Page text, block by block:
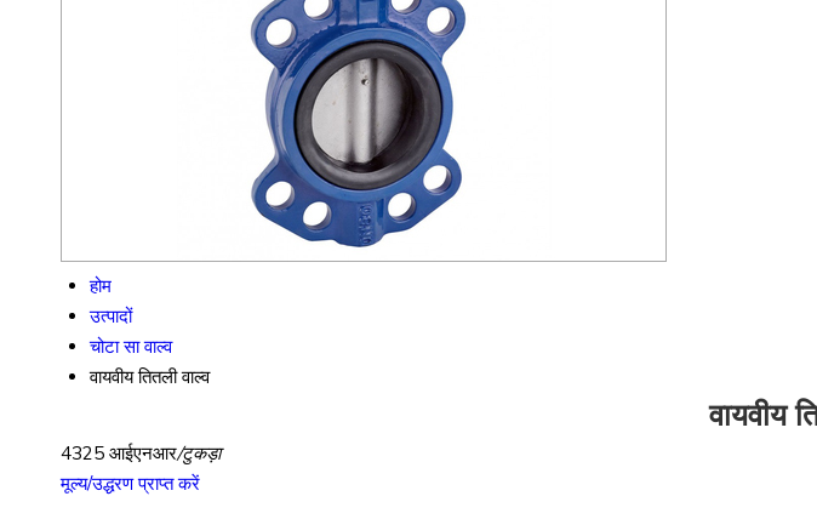
होम
उत्पादों
चोटा सा वाल्व
वायवीय तितली वाल्व
वायवीय
4325 आईएनआर/टुकड़ा
मूल्य/उद्धरण प्राप्त करें